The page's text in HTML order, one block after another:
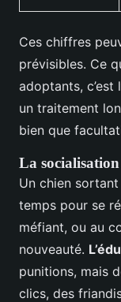
Ces chiffres
prévisibles. Ce
adoptants, c’est
un traitement
bien que
La
Un chien
temps pour se
méfiant, ou au
nouveauté.
punitions, mais
clics, des